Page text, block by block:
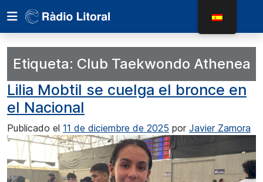
Etiqueta: Club Taekwondo Athenea
Lilia Mobtil se cuelga el bronce en
el Nacional
Publicado el 11 de diciembre de 2025 por Javier Zamora